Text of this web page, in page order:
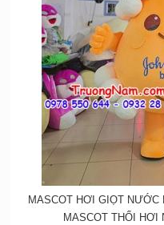
MASCOT HƠI GIỌT NƯỚC
MASCOT THỔI HƠI